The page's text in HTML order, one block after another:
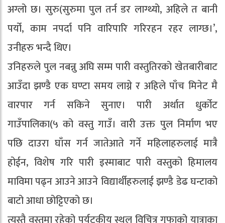
अग्लो छ। सुरु(सुरुमा पुल तर्न डर लाग्थ्यो, अहिले त बानी
पर्यो, काम नपर्दा पनि वारिपारि गरिरहन रहर लाग्छ।’,
उनीहरु भन्दै थिए।
उनिहरुले पुल नबन्नु अघि सम्म पारी वस्तुतिरको खेतबारीबाट
आउँदा झण्डै एक घण्टा समय लाग्ने र अहिले पाँच मिनेट मै
वारपार गर्न सकिने सुनाए। पारी अर्थात धुर्कोट
गाउँपालिका(५ को वस्तु गाउँ। वारी उक्त पुल निर्माण भए
पछि दाउरा घाँस गर्न जातेआते गर्ने महिलाहरुलाई मात्रै
होईन, विशेष गरि पारी इस्माबाट पारी वस्तुको हिमालय
माविमा पढ्न आउने आउने विद्यार्थीहरुलाई झण्डै डेढ घन्टाको
बाटो आधा छोट्टिएको छ।